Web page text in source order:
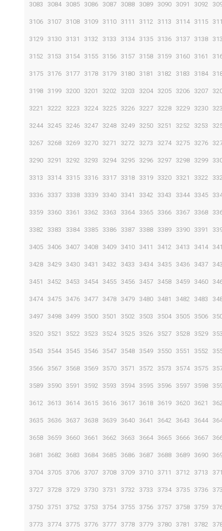
3083 3084 3085 3086 3087 3088 3089 3090 3091 3092
3106 3107 3108 3109 3110 3111 3112 3113 3114 3115
3129 3130 3131 3132 3133 3134 3135 3136 3137 3138
3152 3153 3154 3155 3156 3157 3158 3159 3160 3161
3175 3176 3177 3178 3179 3180 3181 3182 3183 3184
3198 3199 3200 3201 3202 3203 3204 3205 3206 3207
3221 3222 3223 3224 3225 3226 3227 3228 3229 3230
3244 3245 3246 3247 3248 3249 3250 3251 3252 3253
3267 3268 3269 3270 3271 3272 3273 3274 3275 3276
3290 3291 3292 3293 3294 3295 3296 3297 3298 3299
3313 3314 3315 3316 3317 3318 3319 3320 3321 3322
3336 3337 3338 3339 3340 3341 3342 3343 3344 3345
3359 3360 3361 3362 3363 3364 3365 3366 3367 3368
3382 3383 3384 3385 3386 3387 3388 3389 3390 3391
3405 3406 3407 3408 3409 3410 3411 3412 3413 3414
3428 3429 3430 3431 3432 3433 3434 3435 3436 3437
3451 3452 3453 3454 3455 3456 3457 3458 3459 3460
3474 3475 3476 3477 3478 3479 3480 3481 3482 3483
3497 3498 3499 3500 3501 3502 3503 3504 3505 3506
3520 3521 3522 3523 3524 3525 3526 3527 3528 3529
3543 3544 3545 3546 3547 3548 3549 3550 3551 3552
3566 3567 3568 3569 3570 3571 3572 3573 3574 3575
3589 3590 3591 3592 3593 3594 3595 3596 3597 3598
3612 3613 3614 3615 3616 3617 3618 3619 3620 3621
3635 3636 3637 3638 3639 3640 3641 3642 3643 3644
3658 3659 3660 3661 3662 3663 3664 3665 3666 3667
3681 3682 3683 3684 3685 3686 3687 3688 3689 3690
3704 3705 3706 3707 3708 3709 3710 3711 3712 3713
3727 3728 3729 3730 3731 3732 3733 3734 3735 3736
3750 3751 3752 3753 3754 3755 3756 3757 3758 3759
3773 3774 3775 3776 3777 3778 3779 3780 3781 3782